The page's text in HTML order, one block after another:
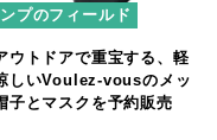
プのフィールド
ウトドアで重宝する、軽
しいVoulez-vousのメッ
子とマスクを予約販売